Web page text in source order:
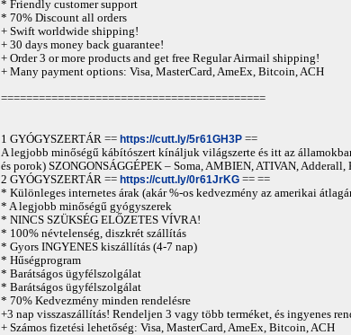
* Friendly customer support
* 70% Discount all orders
+ Swift worldwide shipping!
+ 30 days money back guarantee!
+ Order 3 or more products and get free Regular Airmail shipping!
+ Many payment options: Visa, MasterCard, AmeEx, Bitcoin, ACH
==========================================
1 GYÓGYSZERTÁR == https://cutt.ly/5r61GH3P ==
A legjobb minőségű kábítószert kínáljuk világszerte és itt az
és porok) SZONGONSÁGGÉPEK – Soma, AMBIEN, ATIVAN,
2 GYÓGYSZERTÁR == https://cutt.ly/0r61JrKG == ==
* Különleges internetes árak (akár %-os kedvezmény az amerikai
* A legjobb minőségű gyógyszerek
* NINCS SZÜKSÉG ELŐZETES VÍVRA!
* 100% névtelenség, diszkrét szállítás
* Gyors INGYENES kiszállítás (4-7 nap)
* Hűségprogram
* Barátságos ügyfélszolgálat
* Barátságos ügyfélszolgálat
* 70% Kedvezmény minden rendelésre
+3 nap visszaszállítás! Rendeljen 3 vagy több terméket, és ingyenes
+ Számos fizetési lehetőség: Visa, MasterCard, AmeEx, Bitcoin, ACH